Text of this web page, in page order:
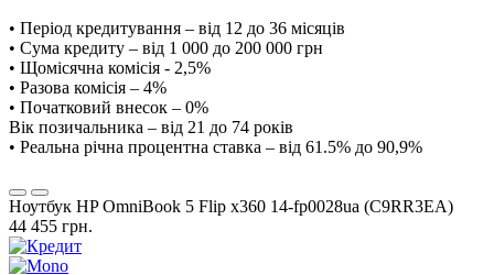
• Період кредитування – від 12 до 36 місяців
• Сума кредиту – від 1 000 до 200 000 грн
• Щомісячна комісія - 2,5%
• Разова комісія – 4%
• Початковий внесок – 0%
Вік позичальника – від 21 до 74 років
• Реальна річна процентна ставка – від 61.5% до 90,9%
Ноутбук HP OmniBook 5 Flip x360 14-fp0028ua (C9RR3EA)
44 455 грн.